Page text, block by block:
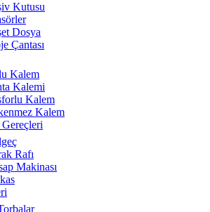
Kutusu
Dosya
Çantası
Kalem
Kalemi
Kalem
Kalem
Rafı
Makinası